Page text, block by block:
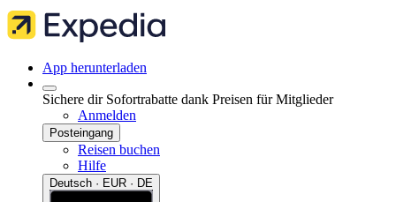
App herunterladen
Sichere dir Sofortrabatte dank Preisen für Mitglieder
Anmelden
Posteingang
Reisen buchen
Hilfe
Deutsch · EUR · DE